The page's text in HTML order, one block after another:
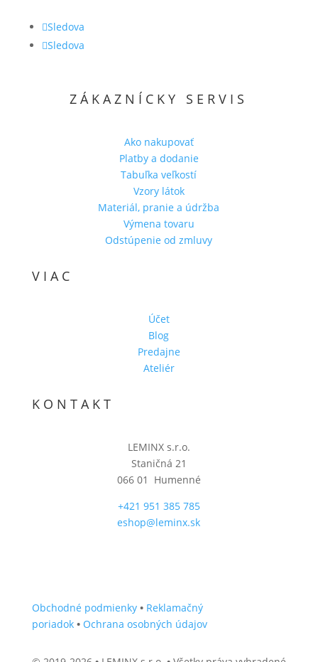
Sledova
Sledova
ZÁKAZNÍCKY SERVIS
Ako nakupovať
Platby a dodanie
Tabuľka veľkostí
Vzory látok
Materiál, pranie a údržba
Výmena tovaru
Odstúpenie od zmluvy
VIAC
Účet
Blog
Predajne
Ateliér
KONTAKT
LEMINX s.r.o.
Staničná 21
066 01 Humenné
+421 951 385 785
eshop@leminx.sk
Obchodné podmienky • Reklamačný
poriadok • Ochrana osobných údajov